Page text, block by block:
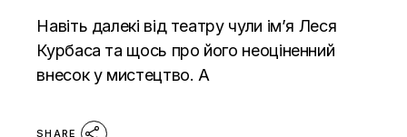
Навіть далекі від театру чули ім’я Леся
Курбаса та щось про його неоціненний
внесок у мистецтво. А
SHARE